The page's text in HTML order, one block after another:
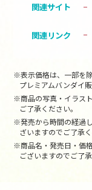
関連サイト
関連リンク
※表示価格は、一部を
プレミアムバンダイ
※商品の写真・イラス
ご了承ください。
※発売から時間の経過
ざいますのでご了承く
※商品名・発売日・価
ございますのでご了承